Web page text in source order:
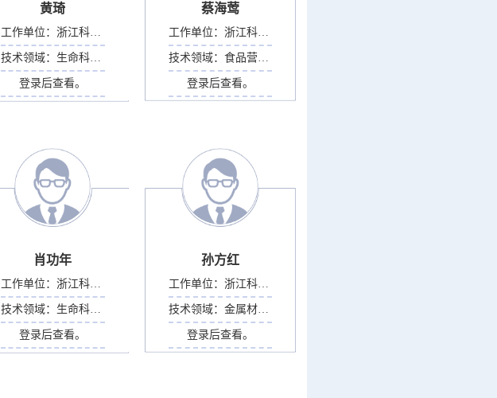
黄琦
工作单位：浙江科技大学
技术领域： 生命科学部
登录后查看。
蔡海莺
工作单位： 浙江科技大学
技术领域： 食品营养学
登录后查看。
肖功年
工作单位：浙江科技大学
技术领域： 生命科学部
登录后查看。
孙方红
工作单位： 浙江科技大学
技术领域： 金属材料表面科学与工...
登录后查看。